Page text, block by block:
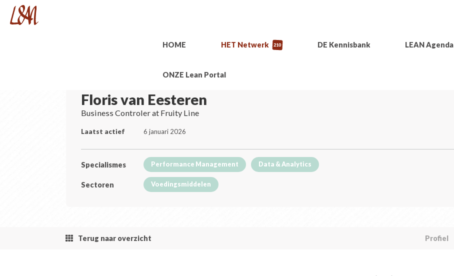
HOME HET Netwerk 210 DE Kennisbank LEAN Agenda
ONZE Lean Portal
Floris van Eesteren
Business Controler at Fruity Line
Laatst actief 6 januari 2026
Specialismes Performance Management Data & Analytics
Sectoren Voedingsmiddelen
Terug naar overzicht Profiel